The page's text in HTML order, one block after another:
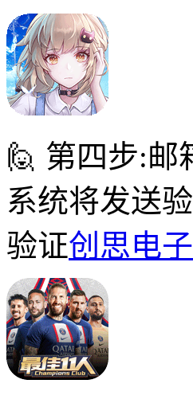
🙋 第四步:邮
系统将发送
验证创思电